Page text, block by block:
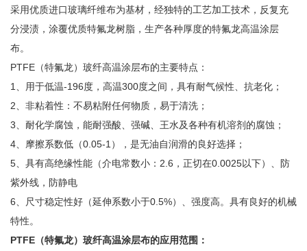
采用优质进口玻璃纤维布为基材，经独特的工艺加工技术，反复充
分浸渍，涂覆优质特氟龙树脂，生产各种厚度的特氟龙高温涂层
布。
PTFE（特氟龙）玻纤高温涂层布的主要特点：
1、用于低温-196度，高温300度之间，具有耐气候性、抗老化；
2、非粘着性：不易粘附任何物质，易于清洗；
3、耐化学腐蚀，能耐强酸、强碱、王水及各种有机溶剂的腐蚀；
4、摩擦系数低（0.05-1），是无油自润滑的良好选择；
5、具有高绝缘性能（介电常数小：2.6，正切在0.0025以下）、防
紫外线，防静电
6、尺寸稳定性好（延伸系数小于0.5%）、强度高。具有良好的机械
特性。
PTFE（特氟龙）玻纤高温涂层布的应用范围：